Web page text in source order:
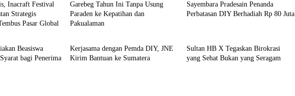
Inacraft Festival
Strategis
Pasar Global
Garebeg Tahun Ini Tanpa Usung
Paraden ke Kepatihan dan
Pakualaman
Sayembara Pradesain Penanda
Perbatasan DIY Berhadiah Rp 80 Juta
Beasiswa
bagi Penerima
Nasional
Kerjasama dengan Pemda DIY, JNE
Kirim Bantuan ke Sumatera
Sultan HB X Tegaskan Birokrasi
yang Sehat Bukan yang Seragam